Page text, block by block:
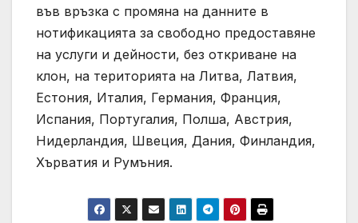
във връзка с промяна на данните в
нотификацията за свободно предоставяне
на услуги и дейности, без откриване на
клон, на територията на Литва, Латвия,
Естония, Италия, Германия, Франция,
Испания, Португалия, Полша, Австрия,
Нидерландия, Швеция, Дания, Финландия,
Хърватия и Румъния.